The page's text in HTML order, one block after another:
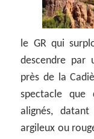
le GR qui
descendre par
près de la
spectacle
alignés,
argileux ou